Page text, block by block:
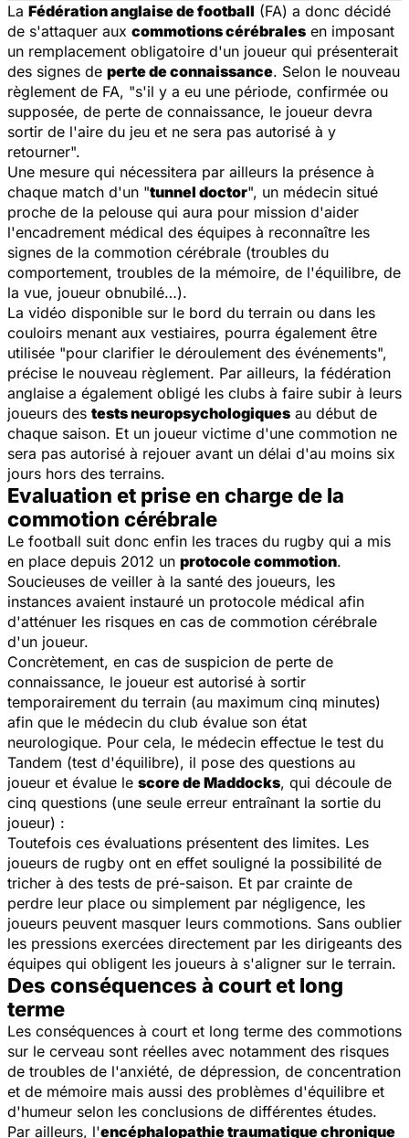
La Fédération anglaise de football (FA) a donc décidé
de s'attaquer aux commotions cérébrales en imposant
un remplacement obligatoire d'un joueur qui présenterait
des signes de perte de connaissance. Selon le nouveau
règlement de FA, "s'il y a eu une période, confirmée ou
supposée, de perte de connaissance, le joueur devra
sortir de l'aire du jeu et ne sera pas autorisé à y
retourner".
Une mesure qui nécessitera par ailleurs la présence à
chaque match d'un "tunnel doctor", un médecin situé
proche de la pelouse qui aura pour mission d'aider
l'encadrement médical des équipes à reconnaître les
signes de la commotion cérébrale (troubles du
comportement, troubles de la mémoire, de l'équilibre, de
la vue, joueur obnubilé…).
La vidéo disponible sur le bord du terrain ou dans les
couloirs menant aux vestiaires, pourra également être
utilisée "pour clarifier le déroulement des événements",
précise le nouveau règlement. Par ailleurs, la fédération
anglaise a également obligé les clubs à faire subir à leurs
joueurs des tests neuropsychologiques au début de
chaque saison. Et un joueur victime d'une commotion ne
sera pas autorisé à rejouer avant un délai d'au moins six
jours hors des terrains.
Evaluation et prise en charge de la
commotion cérébrale
Le football suit donc enfin les traces du rugby qui a mis
en place depuis 2012 un protocole commotion.
Soucieuses de veiller à la santé des joueurs, les
instances avaient instauré un protocole médical afin
d'atténuer les risques en cas de commotion cérébrale
d'un joueur.
Concrètement, en cas de suspicion de perte de
connaissance, le joueur est autorisé à sortir
temporairement du terrain (au maximum cinq minutes)
afin que le médecin du club évalue son état
neurologique. Pour cela, le médecin effectue le test du
Tandem (test d'équilibre), il pose des questions au
joueur et évalue le score de Maddocks, qui découle de
cinq questions (une seule erreur entraînant la sortie du
joueur) :
Toutefois ces évaluations présentent des limites. Les
joueurs de rugby ont en effet souligné la possibilité de
tricher à des tests de pré-saison. Et par crainte de
perdre leur place ou simplement par négligence, les
joueurs peuvent masquer leurs commotions. Sans oublier
les pressions exercées directement par les dirigeants des
équipes qui obligent les joueurs à s'aligner sur le terrain.
Des conséquences à court et long
terme
Les conséquences à court et long terme des commotions
sur le cerveau sont réelles avec notamment des risques
de troubles de l'anxiété, de dépression, de concentration
et de mémoire mais aussi des problèmes d'équilibre et
d'humeur selon les conclusions de différentes études.
Par ailleurs, l'encéphalopathie traumatique chronique